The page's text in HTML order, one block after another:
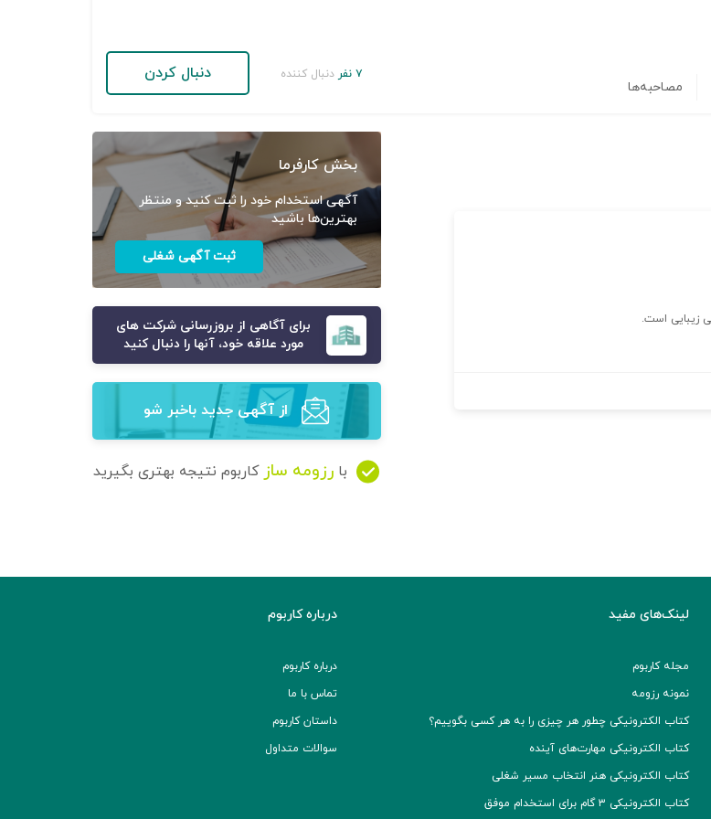
مصاحبه‌ها
۷ نفر دنبال کننده دنبال کردن
بخش کارفرما
آگهی استخدام خود را ثبت کنید و منتظر
بهترین‌ها باشید
ثبت آگهی شغلی
برای آگاهی از بروزرسانی شرکت های
مورد علاقه خود، آنها را دنبال کنید
از آگهی‌ جدید باخبر شو
با رزومه ساز کاربوم نتیجه بهتری بگیرید
لینک‌های مفید
مجله کاربوم
نمونه رزومه
کتاب الکترونیکی چطور هر چیزی را به هر کسی بگوییم؟
کتاب الکترونیکی مهارت‌های آینده
کتاب الکترونیکی هنر انتخاب مسیر شغلی
کتاب الکترونیکی ۳ گام برای استخدام موفق
درباره کاربوم
درباره کاربوم
تماس با ما
داستان کاربوم
سوالات متداول